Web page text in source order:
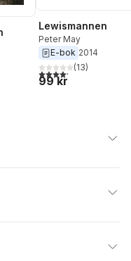
Totalt antal röster:
Lewismannen
Peter May
E-bok 2014
4,2utav 5 stjärnor.
(13)
99 kr